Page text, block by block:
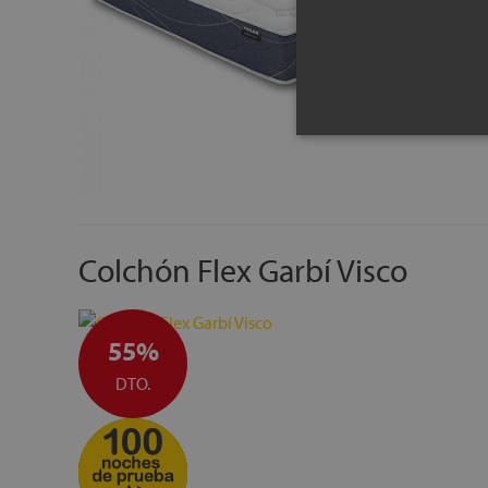
Colchón Flex Garbí Visco
55%
DTO.